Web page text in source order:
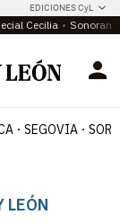
EDICIONES CyL
Cecilia
SEGOVIA
LEÓN